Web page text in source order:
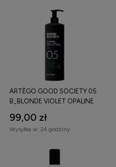
ARTÈGO GOOD SOCIETY 05
B_BLONDE VIOLET OPALINE
WŁOSÓW BLOND 1000 ML
99,00 zł
Wysyłka w: 24 godziny